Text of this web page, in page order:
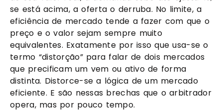
se está acima, a oferta o derruba. No limite, a
eficiência de mercado tende a fazer com que o
preço e o valor sejam sempre muito
equivalentes. Exatamente por isso que usa-se o
termo “distorção” para falar de dois mercados
que precificam um vem ou ativo de forma
distinta. Distorce-se a lógica de um mercado
eficiente. E são nessas brechas que o arbitrador
opera, mas por pouco tempo.